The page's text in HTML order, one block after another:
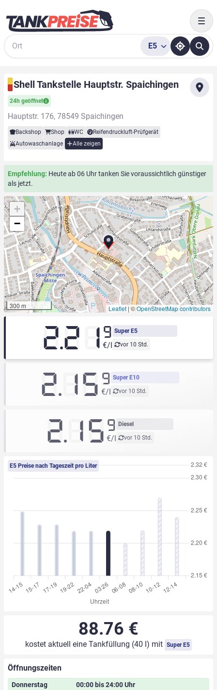
Suche
E5
Shell Tankstelle Hauptstr. Spaichingen
24h geöffnet
Hauptstr. 176, 78549 Spaichingen
Backshop Shop WC
Reifendruckluft-Prüfgerät
Autowaschanlage
Alle zeigen
Empfehlung: Heute ab 06 Uhr tanken Sie voraussichtlich günstiger
als jetzt.
+
−
300 m Leaflet | ©OpenStreetMap contributors
Super E5
vor 10 Std.
2.219
€/l
Super E10
vor 10 Std.
2.15 9
€/l
Diesel
vor 10 Std.
2.159
€/l
E5 Preise nach Tageszeit pro Liter
88.76 €
kostet aktuell eine Tankfüllung (40 l) mit Super E5
Öffnungszeiten
Donnerstag
00:00 bis 24:00 Uhr